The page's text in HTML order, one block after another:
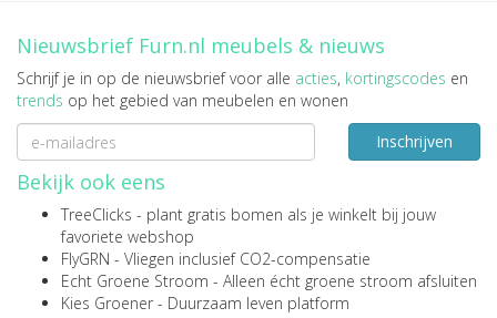
Nieuwsbrief Furn.nl meubels & nieuws
Schrijf je in op de nieuwsbrief voor alle acties, kortingscodes en
trends op het gebied van meubelen en wonen
Inschrijven
Bekijk ook eens
TreeClicks - plant gratis bomen als je winkelt bij jouw
favoriete webshop
FlyGRN - Vliegen inclusief CO2-compensatie
Echt Groene Stroom - Alleen écht groene stroom afsluiten
Kies Groener - Duurzaam leven platform